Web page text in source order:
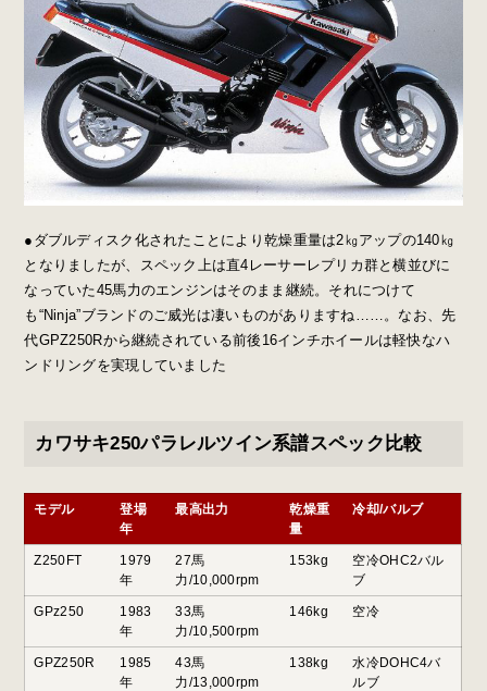
●ダブルディスク化されたことにより乾燥重量は2㎏アップの140㎏
となりましたが、スペック上は直4レーサーレプリカ群と横並びに
なっていた45馬力のエンジンはそのまま継続。それにつけて
も“Ninja”ブランドのご威光は凄いものがありますね……。なお、先
代GPZ250Rから継続されている前後16インチホイールは軽快なハ
ンドリングを実現していました
カワサキ250パラレルツイン系譜スペック比較
モデル
登場
年
最高出力
乾燥重
量
冷却/バルブ
Z250FT
1979
年
27馬
力/10,000rpm
153kg
空冷OHC2バル
ブ
GPz250
1983
年
33馬
力/10,500rpm
146kg 空冷
GPZ250R
1985
年
43馬
力/13,000rpm
138kg
水冷DOHC4バ
ルブ